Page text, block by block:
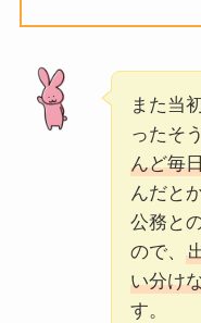
また当
ったそ
んど毎
んだとか
公務と
ので、
い分け
す。